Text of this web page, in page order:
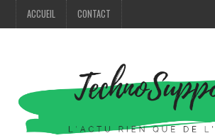
ACCUEIL CONTACT